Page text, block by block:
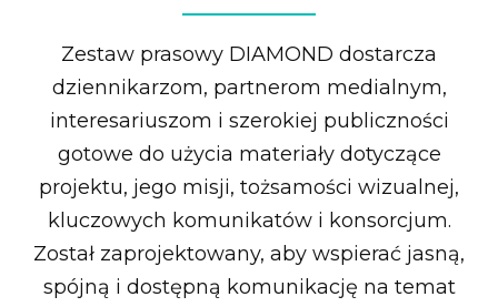
Zestaw prasowy DIAMOND dostarcza
dziennikarzom, partnerom medialnym,
interesariuszom i szerokiej publiczności
gotowe do użycia materiały dotyczące
projektu, jego misji, tożsamości wizualnej,
kluczowych komunikatów i konsorcjum.
Został zaprojektowany, aby wspierać jasną,
spójną i dostępną komunikację na temat